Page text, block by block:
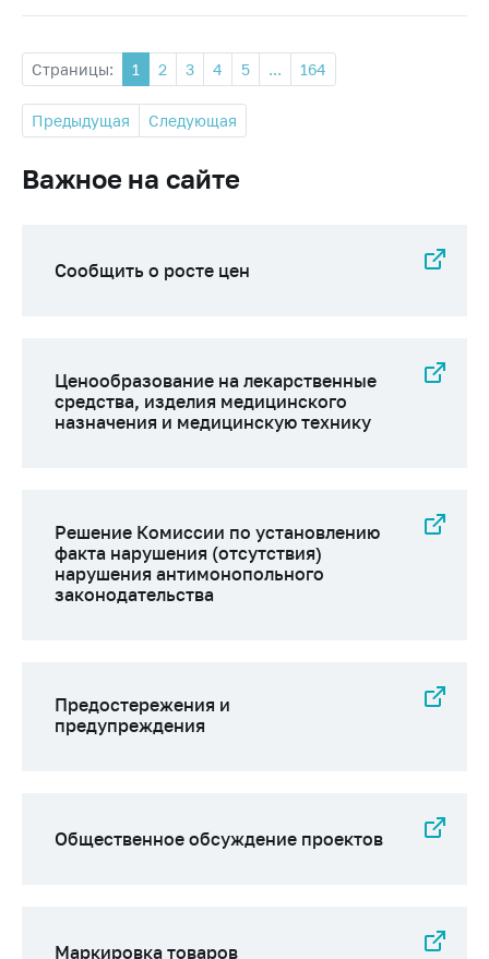
Страницы: 1 2 3 4 5 ... 164
Предыдущая Следующая
Важное на сайте
Сообщить о росте цен
Ценообразование на лекарственные
средства, изделия медицинского
назначения и медицинскую технику
Решение Комиссии по установлению
факта нарушения (отсутствия)
нарушения антимонопольного
законодательства
Предостережения и
предупреждения
Общественное обсуждение проектов
Маркировка товаров